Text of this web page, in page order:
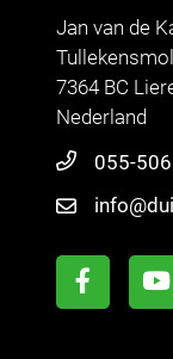
Jan van de
7364 BC
Nederland
055-